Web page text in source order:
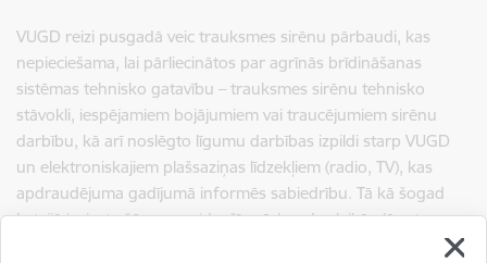
VUGD reizi pusgadā veic trauksmes sirēnu pārbaudi, kas
nepieciešama, lai pārliecinātos par agrīnās brīdināšanas
sistēmas tehnisko gatavību – trauksmes sirēnu tehnisko
stāvokli, iespējamiem bojājumiem vai traucējumiem sirēnu
darbību, kā arī noslēgto līgumu darbības izpildi starp VUGD
un elektroniskajiem plašsaziņas līdzekļiem (radio, TV), kas
apdraudējuma gadījumā informēs sabiedrību. Tā kā šogad
Latvijā ieviesta šūnu apraide, šīs pārbaudes laikā plānots